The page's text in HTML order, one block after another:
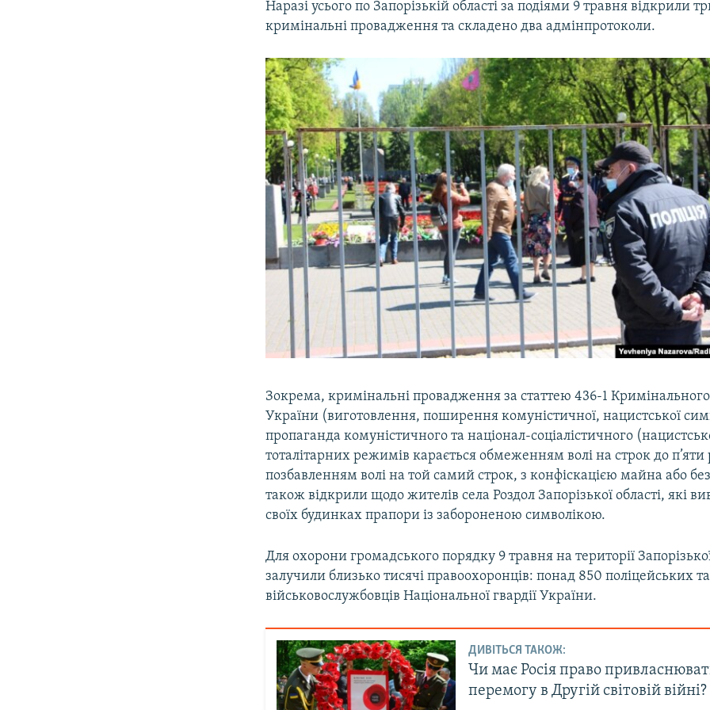
Наразі усього по Запорізькій області за подіями 9 травня відкрили
кримінальні провадження та складено два адмінпротоколи.
Зокрема, кримінальні провадження за статтею 436-1
України (виготовлення, поширення комуністичної, нацистської
пропаганда комуністичного та націонал-соціалістичного
тоталітарних режимів карається обмеженням волі на строк до п’яти
позбавленням волі на той самий строк, з конфіскацією майна або
також відкрили щодо жителів села Роздол Запорізької області, які
своїх будинках прапори із забороненою символікою.
Для охорони громадського порядку 9 травня на території
залучили близько тисячі правоохоронців: понад 850 поліцейських
військовослужбовців Національної гвардії України.
ДИВІТЬСЯ ТАКОЖ:
Чи має Росія право
перемогу в Другій світовій війні?